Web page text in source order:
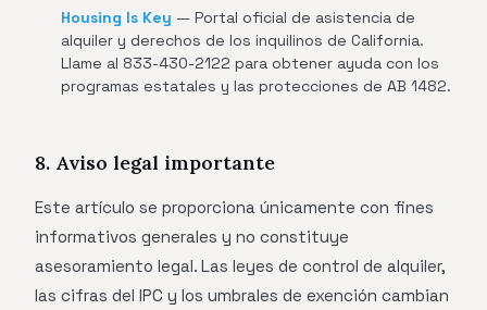
Housing Is Key — Portal oficial de asistencia de
alquiler y derechos de los inquilinos de California.
Llame al 833-430-2122 para obtener ayuda con los
programas estatales y las protecciones de AB 1482.
8. Aviso legal importante
Este artículo se proporciona únicamente con fines
informativos generales y no constituye
asesoramiento legal. Las leyes de control de alquiler,
las cifras del IPC y los umbrales de exención cambian